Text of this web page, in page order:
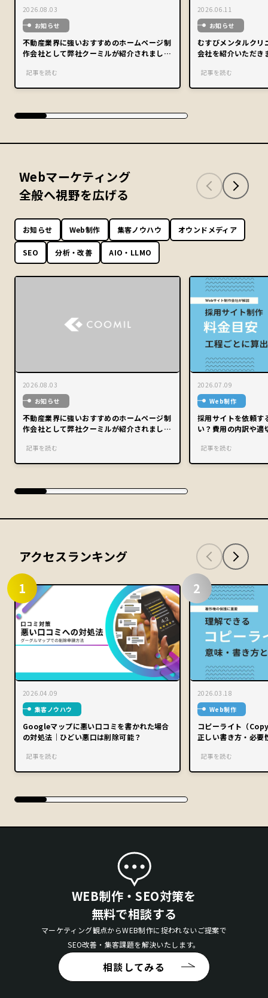
2026.08.03
お知らせ
不動産業界に強いおすすめのホームページ制
作会社として弊社クーミルが紹介されまし
記事を読む
2026.06.11
お知らせ
むすびメンタルクリ
会社を紹介いただき
記事を読む
Webマーケティング
全般へ視野を広げる
お知らせ Web制作 集客ノウハウ オウンドメディア
SEO 分析・改善 AIO・LLMO
2026.08.03
お知らせ
不動産業界に強いおすすめのホームページ制
作会社として弊社クーミルが紹介されまし
記事を読む
2026.07.09
Web制作
採用サイトを依頼す
い？費用の内訳や適
記事を読む
アクセスランキング
2026.04.09
集客ノウハウ
Googleマップに悪い口コミを書かれた場合
の対処法｜ひどい悪口は削除可能？
記事を読む
1
2026.03.18
Web制作
コピーライト（
正しい書き方・必要
記事を読む
2
WEB制作・SEO対策を
無料で相談する
マーケティング観点からWEB制作に捉われないご提案で
SEO改善・集客課題を解決いたします。
相談してみる